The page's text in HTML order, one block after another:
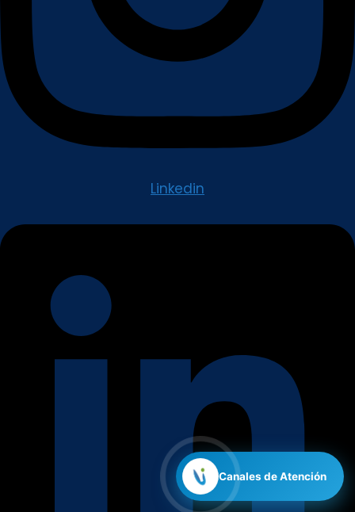
Canales de Atención
Linkedin